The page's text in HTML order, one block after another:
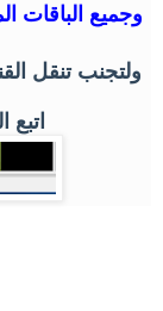
وجميع الباقات
ولتجنب تنقل